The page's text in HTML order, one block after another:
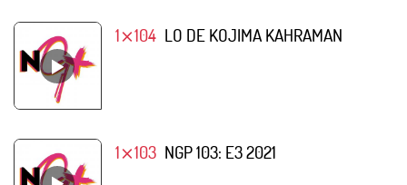
1⨯104 LO DE KOJIMA KAHRAMAN
1⨯103 NGP 103: E3 2021